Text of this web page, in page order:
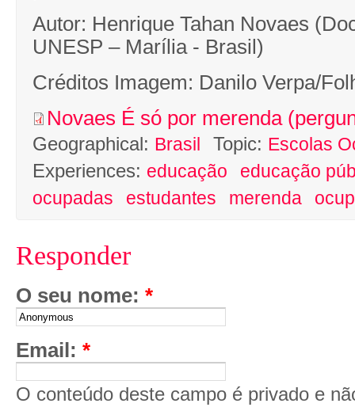
Autor: Henrique Tahan Novaes
UNESP – Marília - Brasil)
Créditos Imagem: Danilo Verpa/
Novaes É só por merenda
Geographical: Brasil Topic: Escolas
Experiences: educação
educação
ocupadas
estudantes merenda
Responder
O seu nome: *
Email: *
O conteúdo deste campo é privado e